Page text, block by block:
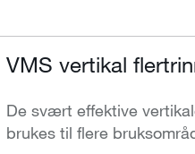
VMS vertikal
De svært effektive
brukes til flere